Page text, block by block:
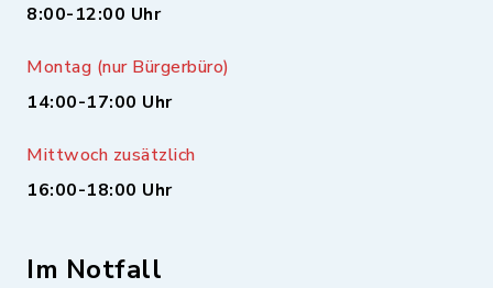
8:00-12:00 Uhr
Montag (nur Bürgerbüro)
14:00-17:00 Uhr
Mittwoch zusätzlich
16:00-18:00 Uhr
Im Notfall